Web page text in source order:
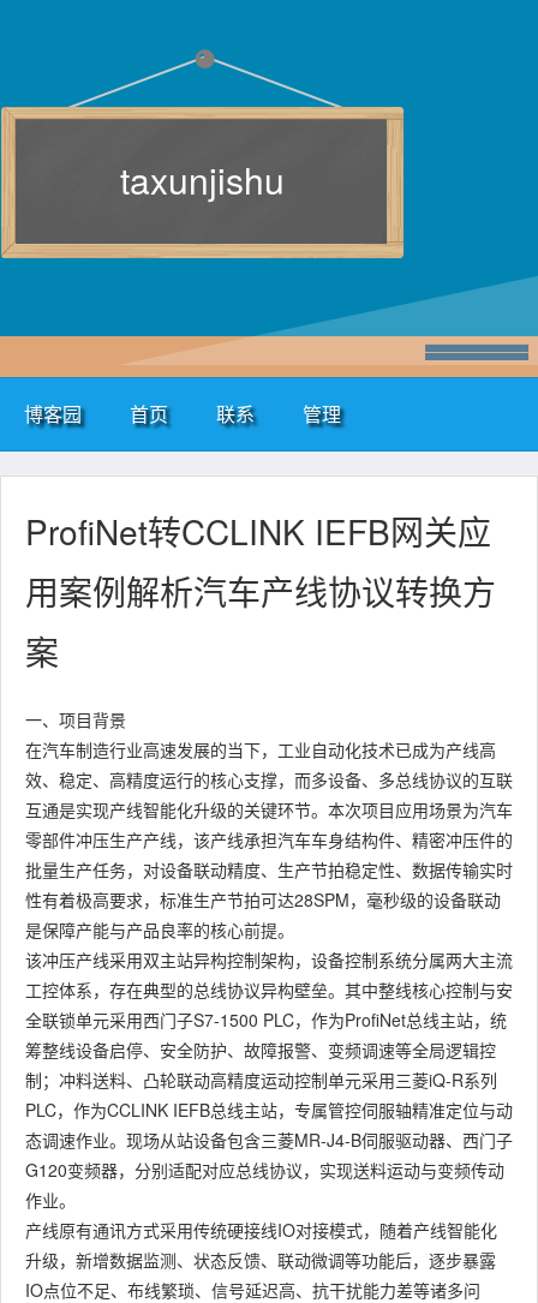
taxunjishu
博客园 首页 联系 管理
ProfiNet转CCLINK IEFB网关应
用案例解析汽车产线协议转换方
案
一、项目背景
在汽车制造行业高速发展的当下，工业自动化技术已成为产线高
效、稳定、高精度运行的核心支撑，而多设备、多总线协议的互联
互通是实现产线智能化升级的关键环节。本次项目应用场景为汽车
零部件冲压生产产线，该产线承担汽车车身结构件、精密冲压件的
批量生产任务，对设备联动精度、生产节拍稳定性、数据传输实时
性有着极高要求，标准生产节拍可达28SPM，毫秒级的设备联动
是保障产能与产品良率的核心前提。
该冲压产线采用双主站异构控制架构，设备控制系统分属两大主流
工控体系，存在典型的总线协议异构壁垒。其中整线核心控制与安
全联锁单元采用西门子S7-1500 PLC，作为ProfiNet总线主站，统
筹整线设备启停、安全防护、故障报警、变频调速等全局逻辑控
制；冲料送料、凸轮联动高精度运动控制单元采用三菱iQ-R系列
PLC，作为CCLINK IEFB总线主站，专属管控伺服轴精准定位与动
态调速作业。现场从站设备包含三菱MR-J4-B伺服驱动器、西门子
G120变频器，分别适配对应总线协议，实现送料运动与变频传动
作业。
产线原有通讯方式采用传统硬接线IO对接模式，随着产线智能化
升级，新增数据监测、状态反馈、联动微调等功能后，逐步暴露
IO点位不足、布线繁琐、信号延迟高、抗干扰能力差等诸多问